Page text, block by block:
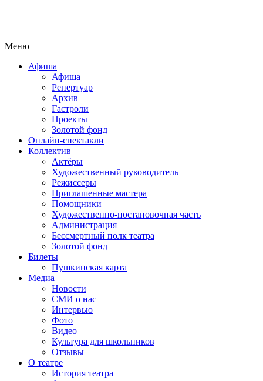
Меню
Афиша
Афиша
Репертуар
Архив
Гастроли
Проекты
Золотой фонд
Онлайн-спектакли
Коллектив
Актёры
Художественный руководитель
Режиссеры
Приглашенные мастера
Помощники
Художественно-постановочная часть
Администрация
Бессмертный полк театра
Золотой фонд
Билеты
Пушкинская карта
Медиа
Новости
СМИ о нас
Интервью
Фото
Видео
Культура для школьников
Отзывы
О театре
История театра